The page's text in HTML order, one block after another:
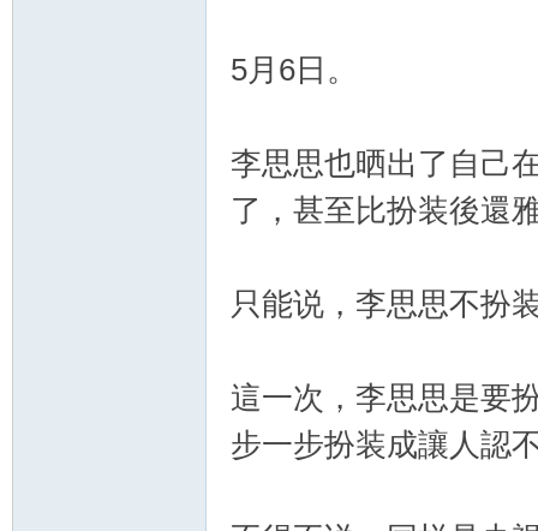
5月6日。
李思思也晒出了自己
了，甚至比扮装後還
只能说，李思思不扮
這一次，李思思是要
步一步扮装成讓人認